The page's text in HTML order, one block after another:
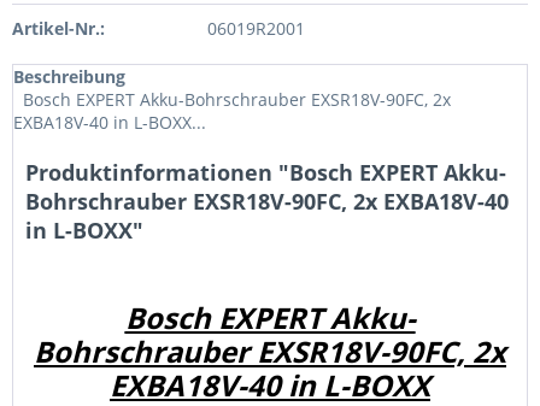
Artikel-Nr.: 06019R2001
Beschreibung
Bosch EXPERT Akku-Bohrschrauber EXSR18V-90FC, 2x
EXBA18V-40 in L-BOXX...
Produktinformationen "Bosch EXPERT Akku-
Bohrschrauber EXSR18V-90FC, 2x EXBA18V-40
in L-BOXX"
Bosch EXPERT Akku-
Bohrschrauber EXSR18V-90FC, 2x
EXBA18V-40 in L-BOXX